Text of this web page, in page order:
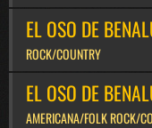
EL OSO DE
ROCK/COUNTRY
EL OSO DE
AMERICANA/FOLK ROCK/